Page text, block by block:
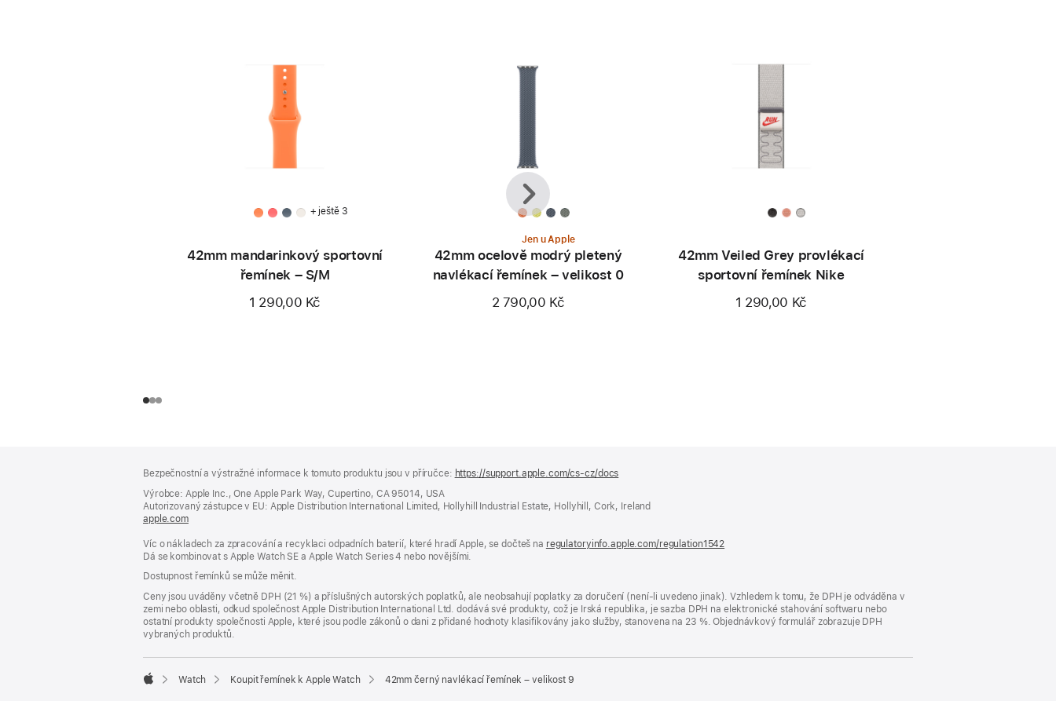
+ ještě 3
42mm mandarinkový sportovní
řemínek – S/M
1 290,00 Kč
Jen u Apple
42mm ocelově modrý pletený
navlékací řemínek – velikost 0
2 790,00 Kč
42mm Veiled Grey provlékací
sportovní řemínek Nike
1 290,00 Kč
Předchozí
Další
Bezpečnostní a výstražné informace k tomuto produktu jsou v příručce: https://support.apple.com/cs-cz/docs
okně)
Výrobce: Apple Inc., One Apple Park Way, Cupertino, CA 95014, USA
Autorizovaný zástupce v EU: Apple Distribution International Limited, Hollyhill Industrial Estate, Hollyhill, Cork, Ireland
apple.com(otevře
v novém
okně)
Víc o nákladech za zpracování a recyklaci odpadních baterií, které hradí Apple, se dočteš na regulatoryinfo.apple.com/regulation1542
Dá se kombinovat s Apple Watch SE a Apple Watch Series 4 nebo novějšími.
Dostupnost řemínků se může měnit.
Ceny jsou uváděny včetně DPH (21 %) a příslušných autorských poplatků, ale neobsahují poplatky za doručení (není-li uvedeno jinak). Vzhledem k tomu, že DPH je odváděna v
zemi nebo oblasti, odkud společnost Apple Distribution International Ltd. dodává své produkty, což je Irská republika, je sazba DPH na elektronické stahování softwaru nebo
ostatní produkty společnosti Apple, které jsou podle zákonů o dani z přidané hodnoty klasifikovány jako služby, stanovena na 23 %. Objednávkový formulář zobrazuje DPH
vybraných produktů.
Watch Koupit řemínek k Apple Watch 42mm černý navlékací řemínek – velikost 9